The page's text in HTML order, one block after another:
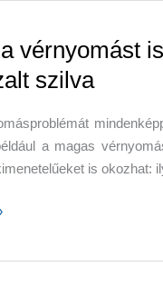
vérnyomást
szilva
a magas
is okozhat: